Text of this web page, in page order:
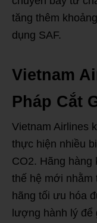
tăng thêm
dụng SAF.
Vietnam
Pháp Cắt
Vietnam Airlines
thực hiện nhiều
CO2. Hãng hàng
thế hệ mới nhằm
hãng tối ưu hóa
lượng hành lý để